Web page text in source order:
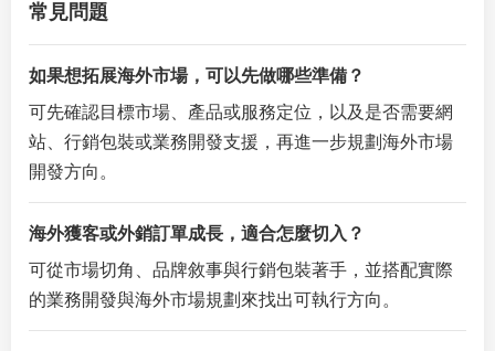
常見問題
如果想拓展海外市場，可以先做哪些準備？
可先確認目標市場、產品或服務定位，以及是否需要網
站、行銷包裝或業務開發支援，再進一步規劃海外市場
開發方向。
海外獲客或外銷訂單成長，適合怎麼切入？
可從市場切角、品牌敘事與行銷包裝著手，並搭配實際
的業務開發與海外市場規劃來找出可執行方向。